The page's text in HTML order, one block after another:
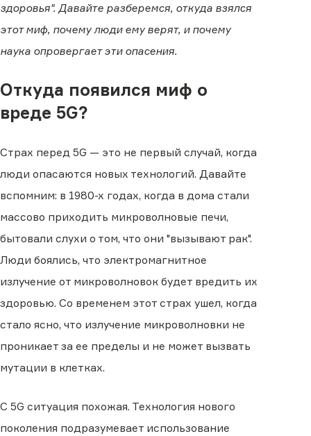
здоровья". Давайте разберемся, откуда взялся
этот миф, почему люди ему верят, и почему
наука опровергает эти опасения.
Откуда появился миф о
вреде 5G?
Страх перед 5G — это не первый случай, когда
люди опасаются новых технологий. Давайте
вспомним: в 1980-х годах, когда в дома стали
массово приходить микроволновые печи,
бытовали слухи о том, что они "вызывают рак".
Люди боялись, что электромагнитное
излучение от микроволновок будет вредить их
здоровью. Со временем этот страх ушел, когда
стало ясно, что излучение микроволновки не
проникает за ее пределы и не может вызвать
мутации в клетках.
С 5G ситуация похожая. Технология нового
поколения подразумевает использование